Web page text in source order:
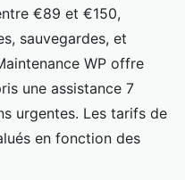
€89 et €150,
sauvegardes, et
WP offre
une assistance 7
urgentes. Les tarifs de
en fonction des